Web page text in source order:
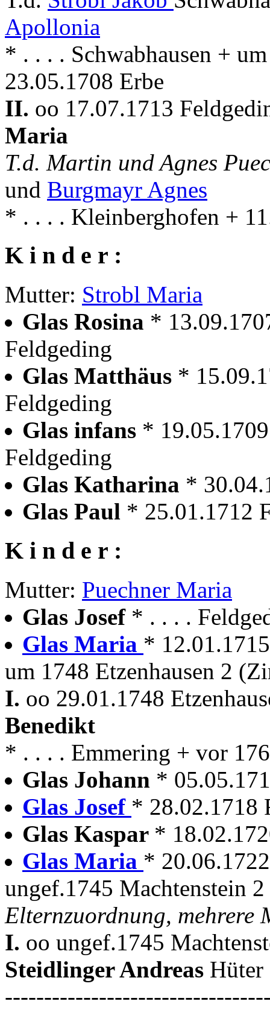
Apollonia
* . . . . Schwabhausen +
23.05.1708 Erbe
II. oo 17.07.1713
Maria
T.d. Martin und Agnes
und Burgmayr Agnes
* . . . . Kleinberghofen +
K i n d e r :
Mutter: Strobl Maria
Glas Rosina *
Feldgeding
Glas Matthäus *
Feldgeding
Glas infans *
Feldgeding
Glas Katharina *
Glas Paul * 25.01.1712
K i n d e r :
Mutter: Puechner Maria
Glas Josef * . . . .
Glas Maria *
um 1748 Etzenhausen 2
I. oo 29.01.1748
Benedikt
* . . . . Emmering + vor
Glas Johann *
Glas Josef * 28.02.1718
Glas Kaspar *
Glas Maria *
ungef.1745 Machtenstein
Elternzuordnung,
I. oo ungef.1745
Steidlinger Andreas Hüter